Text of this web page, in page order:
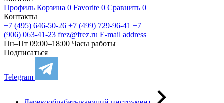
Профиль Корзина 0 Favorite 0 Сравнить 0
Контакты
+7 (495) 646-50-26 +7 (499) 729-96-41 +7
(906) 063-41-23 frez@frez.ru E-mail address
Пн–Пт 09:00–18:00 Часы работы
Подписаться
Telegram